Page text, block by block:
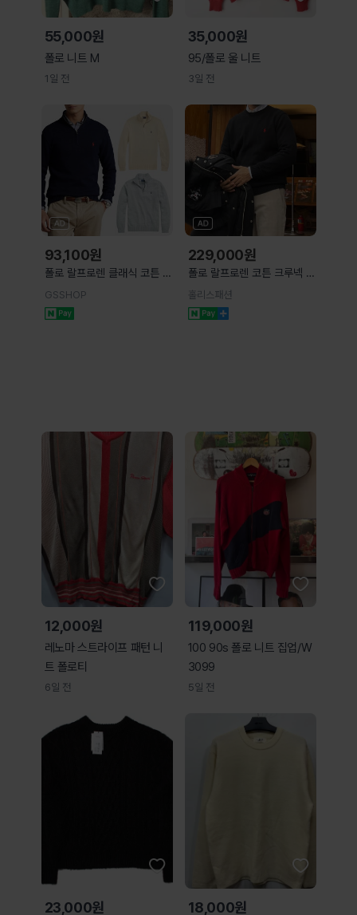
55,000원
폴로 니트 M
1일 전
35,000원
95/폴로 울 니트
3일 전
93,100원
폴로 랄프로렌 클래식 코튼 쿼
터 지퍼 스웨터
GSSHOP
229,000원
폴로 랄프로렌 코튼 크루넥 골
지 니트 스웨터 ( 5 color )
홀리스패션
12,000원
레노마 스트라이프 패턴 니
트 폴로티
6일 전
119,000원
100 90s 폴로 니트 집업/W
3099
5일 전
23,000원 18,000원